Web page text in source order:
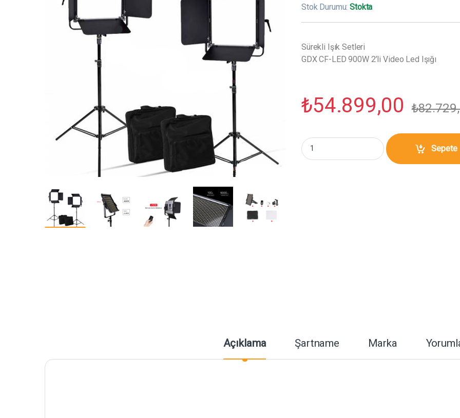
Stok Durumu:Stokta
Sürekli Işık Setleri
GDX CF-LED 900W 2’li Video Led Işığı
₺54.899,00 ₺
GDX CF-LED 900W 2'li Video Led Işığı miktar
Sepete
Açıklama Şartname Marka